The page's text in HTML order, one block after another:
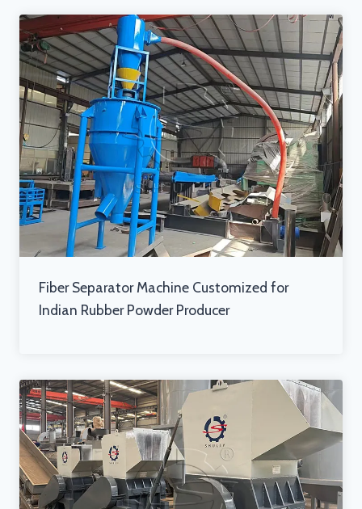
Fiber Separator Machine Customized for
Indian Rubber Powder Producer